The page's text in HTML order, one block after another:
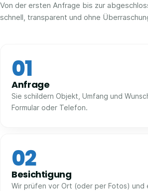
Von der ersten Anfrage bis zur
schnell, transparent und ohne
01
Anfrage
Sie schildern Objekt, Umfang und
Formular oder Telefon.
02
Besichtigung
Wir prüfen vor Ort (oder per Fotos) und